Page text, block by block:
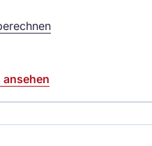
ansehen